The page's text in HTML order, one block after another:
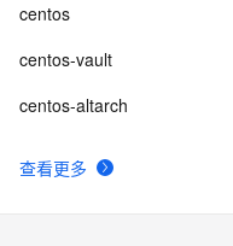
查看更多
centos
centos-vault
centos-altarch